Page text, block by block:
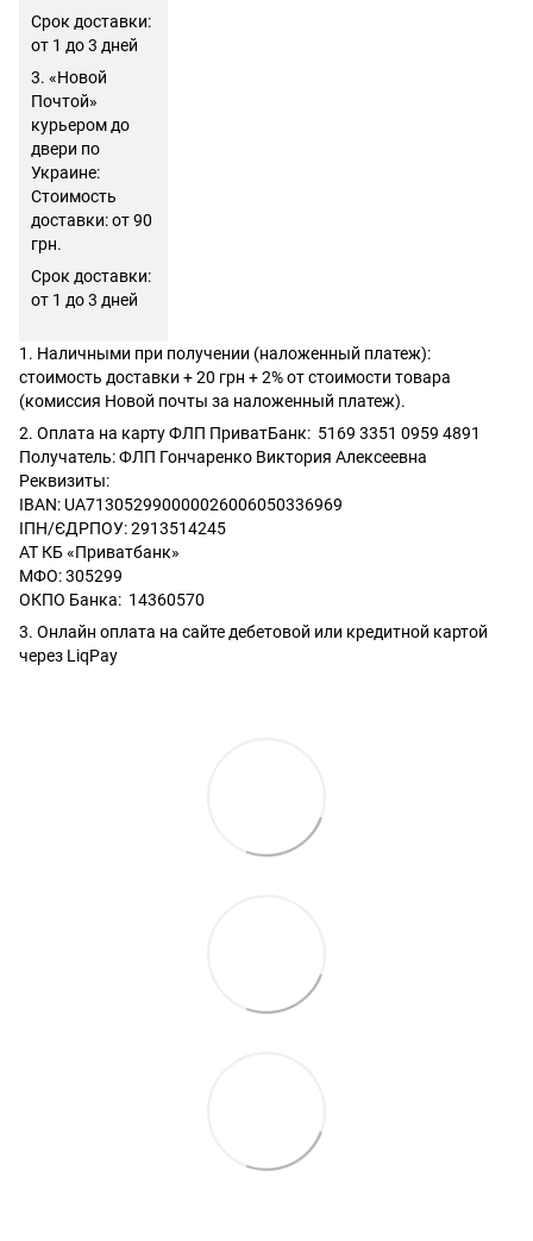
Срок доставки:
от 1 до 3 дней
3. «Новой
Почтой»
курьером до
двери по
Украине:
Стоимость
доставки: от 90
грн.
Срок доставки:
от 1 до 3 дней
1. Наличными при получении (наложенный платеж):
стоимость доставки + 20 грн + 2% от стоимости товара
(комиссия Новой почты за наложенный платеж).
2. Оплата на карту ФЛП ПриватБанк: 5169 3351 0959 4891
Получатель: ФЛП Гончаренко Виктория Алексеевна
Реквизиты:
IBAN: UA713052990000026006050336969
ІПН/ЄДРПОУ: 2913514245
АТ КБ «Приватбанк»
МФО: 305299
ОКПО Банка: 14360570
3. Онлайн оплата на сайте дебетовой или кредитной картой
через LiqPay